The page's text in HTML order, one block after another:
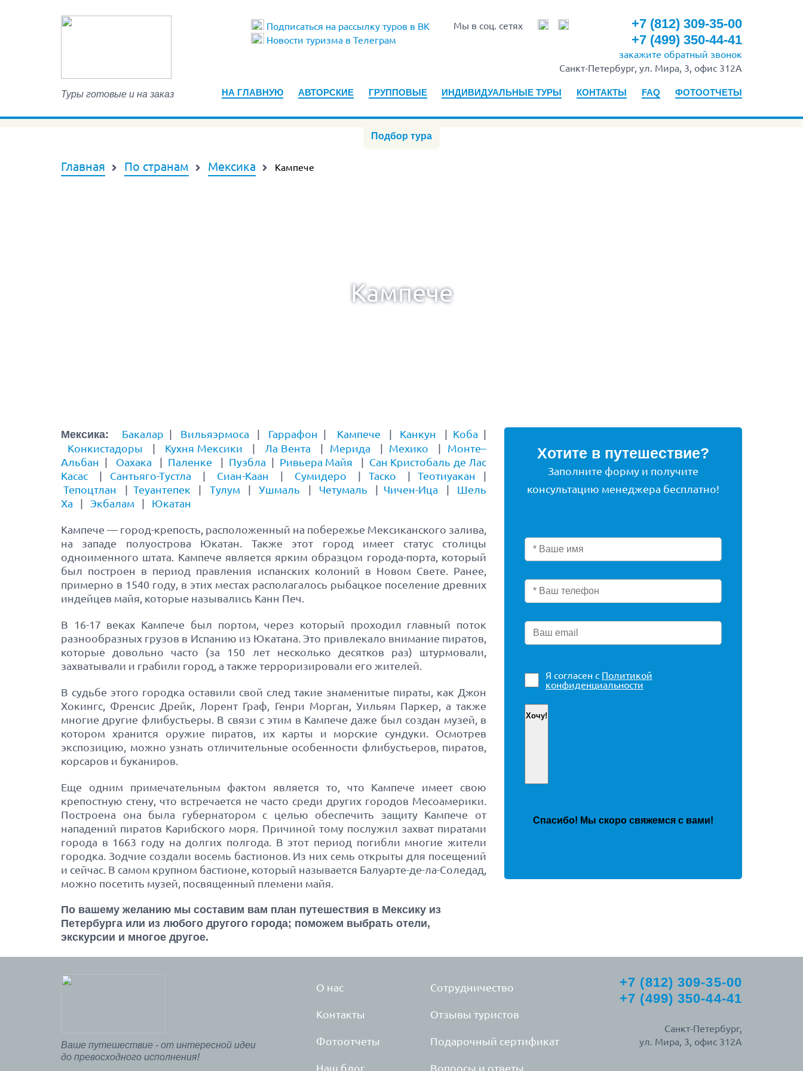
Туры готовые и на заказ
Подписаться на рассылку туров в ВК
Новости туризма в Телеграм
Мы в соц. сетях
+7 (812) 309-35-00
+7 (499) 350-44-41
закажите обратный звонок
Санкт-Петербург, ул. Мира, 3, офис 312А
НА ГЛАВНУЮ АВТОРСКИЕ ГРУППОВЫЕ ИНДИВИДУАЛЬНЫЕ ТУРЫ КОНТАКТЫ FAQ ФОТООТЧЕТЫ
Подбор тура
Главная По странам Мексика Кампече
Кампече
Мексика: Бакалар Вильяэрмоса Гаррафон Кампече Канкун Коба
Конкистадоры
Кухня Мексики Ла Вента Мерида Мехико
Монте–
Альбан
Оахака Паленке Пуэбла Ривьера Майя
Сан Кристобаль де Лас
Касас
Сантьяго-Тустла Сиан-Каан Сумидеро Таско |Теотиуакан
Тепоцтлан
Теуантепек Тулум |Ушмаль Четумаль Чичен-Ица
Шель
Ха
Экбалам Юкатан
Кампече — город-крепость, расположенный на побережье Мексиканского залива,
на западе полуострова Юкатан. Также этот город имеет статус столицы
одноименного штата. Кампече является ярким образцом города-порта, который
был построен в период правления испанских колоний в Новом Свете. Ранее,
примерно в 1540 году, в этих местах располагалось рыбацкое поселение древних
индейцев майя, которые назывались Канн Печ.
В 16-17 веках Кампече был портом, через который проходил главный поток
разнообразных грузов в Испанию из Юкатана. Это привлекало внимание пиратов,
которые довольно часто (за 150 лет несколько десятков раз) штурмовали,
захватывали и грабили город, а также терроризировали его жителей.
В судьбе этого городка оставили свой след такие знаменитые пираты, как Джон
Хокингс, Френсис Дрейк, Лорент Граф, Генри Морган, Уильям Паркер, а также
многие другие флибустьеры. В связи с этим в Кампече даже был создан музей, в
котором хранится оружие пиратов, их карты и морские сундуки. Осмотрев
экспозицию, можно узнать отличительные особенности флибустьеров, пиратов,
корсаров и буканиров.
Еще одним примечательным фактом является то, что Кампече имеет свою
крепостную стену, что встречается не часто среди других городов Месоамерики.
Построена она была губернатором с целью обеспечить защиту Кампече от
нападений пиратов Карибского моря. Причиной тому послужил захват пиратами
города в 1663 году на долгих полгода. В этот период погибли многие жители
городка. Зодчие создали восемь бастионов. Из них семь открыты для посещений
и сейчас. В самом крупном бастионе, который называется Балуарте-де-ла-Соледад,
можно посетить музей, посвященный племени майя.
По вашему желанию мы составим вам план путешествия в Мексику из
Петербурга или из любого другого города; поможем выбрать отели,
экскурсии и многое другое.
Хотите в путешествие?
Заполните форму и получите
консультацию менеджера бесплатно!
Я согласен с Политикой
конфиденциальности
Спасибо! Мы скоро свяжемся с вами!
Ваше путешествие - от интересной идеи
до превосходного исполнения!
О нас
Контакты
Фотоотчеты
Наш блог
Сотрудничество
Отзывы туристов
Подарочный сертификат
Вопросы и ответы
+7 (812) 309-35-00
+7 (499) 350-44-41
Санкт-Петербург,
ул. Мира, 3, офис 312А